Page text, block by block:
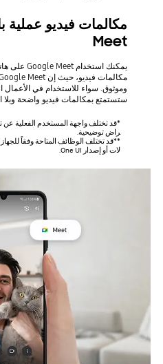
Meet
وموثوق. سواء للاستخدام في الأعمال
ستستمتع بمكالمات فيديو واضحة وبلا
*قد تختلف واجهة المستخدم الفعلية عن
راض توضيحية.
**قد تختلف الوظائف المتاحة وفقاً للجهاز
لات أو إصدار One UI.